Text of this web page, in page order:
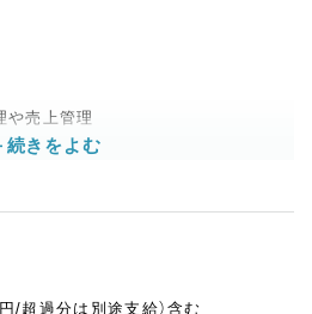
や売上管理
す。
記憶に残るパフェを一緒に作ってい
/超過分は別途支給）含む